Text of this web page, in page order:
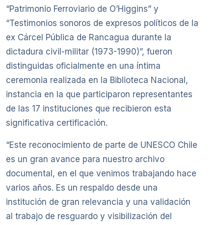
“Patrimonio Ferroviario de O’Higgins” y
“Testimonios sonoros de expresos políticos de la
ex Cárcel Pública de Rancagua durante la
dictadura civil-militar (1973-1990)”, fueron
distinguidas oficialmente en una íntima
ceremonia realizada en la Biblioteca Nacional,
instancia en la que participaron representantes
de las 17 instituciones que recibieron esta
significativa certificación.
“Este reconocimiento de parte de UNESCO Chile
es un gran avance para nuestro archivo
documental, en el que venimos trabajando hace
varios años. Es un respaldo desde una
institución de gran relevancia y una validación
al trabajo de resguardo y visibilización del